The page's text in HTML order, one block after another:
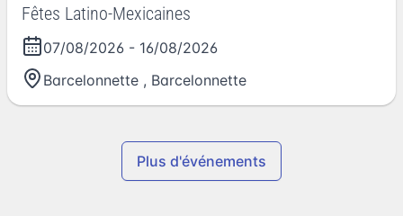
Fêtes Latino-Mexicaines
07/08/2026 - 16/08/2026
Barcelonnette , Barcelonnette
Plus d'événements